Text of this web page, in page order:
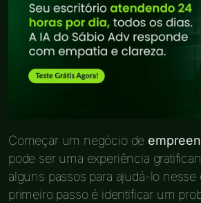
Começar um negócio de
pode ser uma experiência
alguns passos para ajudá-lo
primeiro passo é identificar um